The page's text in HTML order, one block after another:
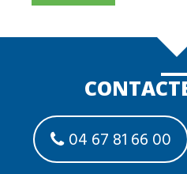
04 67 81 66 00